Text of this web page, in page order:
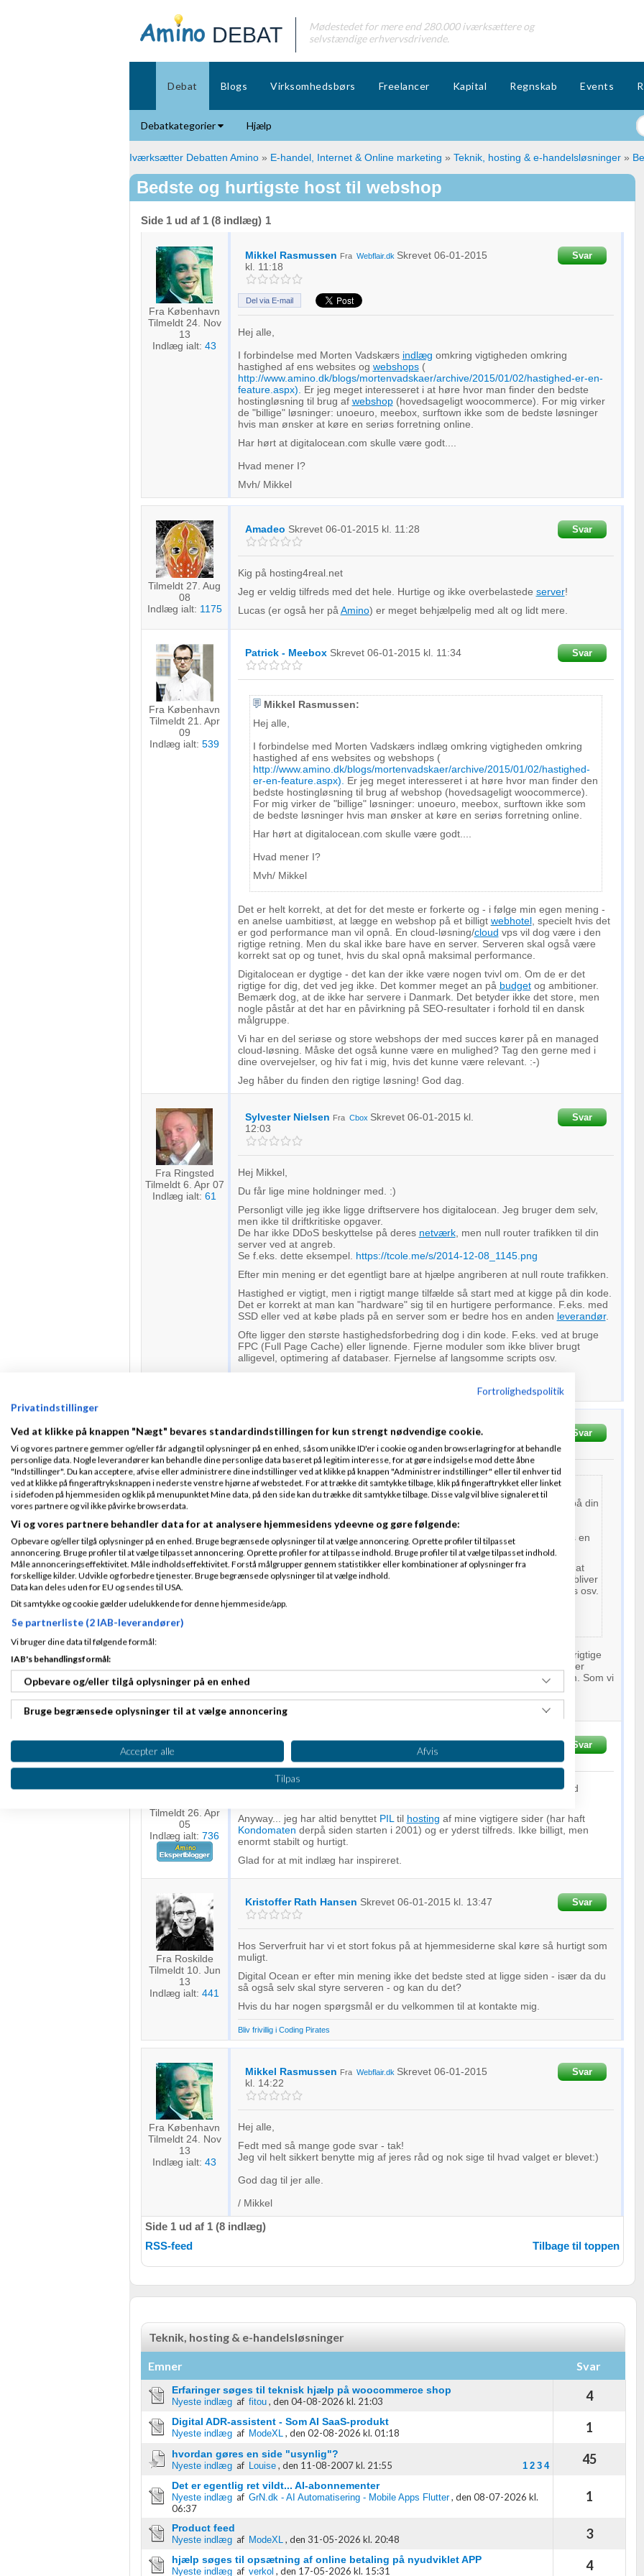
DEBAT
Mødestedet for mere end 280.000 iværksættere og
selvstændige erhvervsdrivende.
Debat Blogs Virksomhedsbørs Freelancer Kapital Regnskab Events
Debatkategorier Hjælp
Iværksætter Debatten Amino » E-handel, Internet & Online marketing » Teknik, hosting & e-handelsløsninger »
Bedste og hurtigste host til webshop
Side 1 ud af 1 (8 indlæg) 1
Fra København
Tilmeldt 24. Nov
13
Indlæg ialt: 43
Mikkel Rasmussen Fra Webflair.dk Skrevet 06-01-2015
kl. 11:18
Svar
Del via E-mail
Hej alle,
I forbindelse med Morten Vadskærs indlæg omkring vigtigheden omkring
hastighed af ens websites og webshops(
http://www.amino.dk/blogs/mortenvadskaer/archive/2015/01/02/hastighed-er-en-
feature.aspx).
Er jeg meget interesseret i at høre hvor man finder den bedste
hostingløsning til brug af webshop(hovedsageligt woocommerce). For mig virker
de "billige" løsninger: unoeuro, meebox, surftown ikke som de bedste løsninger
hvis man ønsker at køre en seriøs forretning online.
Har hørt at digitalocean.com skulle være godt....
Hvad mener I?
Mvh/ Mikkel
Tilmeldt 27. Aug
08
Indlæg ialt: 1175
Amadeo Skrevet 06-01-2015 kl. 11:28 Svar
Kig på hosting4real.net
Jeg er veldig tilfreds med det hele. Hurtige og ikke overbelastede server!
Lucas (er også her på Amino) er meget behjælpelig med alt og lidt mere.
Fra København
Tilmeldt 21. Apr
09
Indlæg ialt: 539
Patrick - Meebox Skrevet 06-01-2015 kl. 11:34 Svar
Mikkel Rasmussen:
Hej alle,
I forbindelse med Morten Vadskærs indlæg omkring vigtigheden omkring
hastighed af ens websites og webshops (
http://www.amino.dk/blogs/mortenvadskaer/archive/2015/01/02/hastighed-
er-en-feature.aspx).
Er jeg meget interesseret i at høre hvor man finder den
bedste hostingløsning til brug af webshop (hovedsageligt woocommerce).
For mig virker de "billige" løsninger: unoeuro, meebox, surftown ikke som
de bedste løsninger hvis man ønsker at køre en seriøs forretning online.
Har hørt at digitalocean.com skulle være godt....
Hvad mener I?
Mvh/ Mikkel
Det er helt korrekt, at det for det meste er forkerte og - i følge min egen mening -
en anelse uambitiøst, at lægge en webshop på et billigt webhotel, specielt hvis det
er god performance man vil opnå. En cloud-løsning/cloud vps vil dog være i den
rigtige retning. Men du skal ikke bare have en server. Serveren skal også være
korrekt sat op og tunet, hvis du skal opnå maksimal performance.
Digitalocean er dygtige - det kan der ikke være nogen tvivl om. Om de er det
rigtige for dig, det ved jeg ikke. Det kommer meget an på budgetog ambitioner.
Bemærk dog, at de ikke har servere i Danmark. Det betyder ikke det store, men
nogle påstår at det har en påvirkning på SEO-resultater i forhold til en dansk
målgruppe.
Vi har en del seriøse og store webshops der med succes kører på en managed
cloud-løsning. Måske det også kunne være en mulighed? Tag den gerne med i
dine overvejelser, og hiv fat i mig, hvis det kunne være relevant. :-)
Jeg håber du finden den rigtige løsning! God dag.
Fra Ringsted
Tilmeldt 6. Apr 07
Indlæg ialt: 61
Sylvester Nielsen Fra Cbox Skrevet 06-01-2015 kl.
12:03
Svar
Hej Mikkel,
Du får lige mine holdninger med. :)
Personligt ville jeg ikke ligge driftservere hos digitalocean. Jeg bruger dem selv,
men ikke til driftkritiske opgaver.
De har ikke DDoS beskyttelse på deres netværk, men null router trafikken til din
server ved at angreb.
Se f.eks. dette eksempel. https://tcole.me/s/2014-12-08_1145.png
Efter min mening er det egentligt bare at hjælpe angriberen at null route trafikken.
Hastighed er vigtigt, men i rigtigt mange tilfælde så start med at kigge på din kode.
Det er korrekt at man kan "hardware" sig til en hurtigere performance. F.eks. med
SSD eller ved at købe plads på en server som er bedre hos en anden leverandør.
Ofte ligger den største hastighedsforbedring dog i din kode. F.eks. ved at bruge
FPC (Full Page Cache) eller lignende. Fjerne moduler som ikke bliver brugt
alligevel, optimering af databaser. Fjernelse af langsomme scripts osv.
Fra København
Tilmeldt 21. Apr
09
Indlæg ialt: 539
Patrick - Meebox Skrevet06-01-2015kl. 12:30 Svar
Sylvester Nielsen:
Hastighed er vigtigt, men i rigtigt mange tilfælde så start med at kigge på din
Det er korrekt at man kan "hardware" sig til en hurtigere performance.
F.eks. med SSD eller ved at købe plads på en server som er bedre hos en
anden leverandør.
Ofte ligger den største hastighedsforbedring dog i din kode. F.eks. ved at
bruge FPC (Full Page Cache) eller lignende. Fjerne moduler som ikke bliver
brugt alligevel, optimering af databaser. Fjernelse af langsomme scripts osv.
Mvh
Helt korrekt. Man kan skalere sig ud af mange ting, men det er aldrig den rigtige
løsning. Den rigtige løsning ift. performance ligger i optimeret kode. Derefter
kommer et optimeret server-setup og derefter; den rigtige hosting-platform. Som vi
plejer at sige i Meebox:
"Etwebsite
Tilmeldt 26. Apr
05
Indlæg ialt: 736
Morten Vadskær Skrevet06-01-2015kl. 13:26 Svar
Du kan også se på platformen. Der er flere, der er væsentligt hurtigere end
Anyway... jeg har altid benyttet PIL til hosting af mine vigtigere sider (har haft
Kondomaten derpå siden starten i 2001) og er yderst tilfreds. Ikke billigt, men
enormt stabilt og hurtigt.
Glad for at mit indlæg har inspireret.
Fra Roskilde
Tilmeldt 10. Jun
13
Indlæg ialt: 441
Kristoffer Rath Hansen Skrevet 06-01-2015 kl. 13:47 Svar
Hos Serverfruit har vi et stort fokus på at hjemmesiderne skal køre så hurtigt som
muligt.
Digital Ocean er efter min mening ikke det bedste sted at ligge siden - især da du
så også selv skal styre serveren - og kan du det?
Hvis du har nogen spørgsmål er du velkommen til at kontakte mig.
Bliv frivillig i Coding Pirates
Fra København
Tilmeldt 24. Nov
13
Indlæg ialt: 43
Mikkel Rasmussen Fra Webflair.dk Skrevet 06-01-2015
kl. 14:22
Svar
Hej alle,
Fedt med så mange gode svar - tak!
Jeg vil helt sikkert benytte mig af jeres råd og nok sige til hvad valget er blevet:)
God dag til jer alle.
/ Mikkel
Side 1 ud af 1 (8 indlæg)
RSS-feed
Tilbage til toppen
Teknik, hosting & e-handelsløsninger
Emner Svar
Erfaringer søges til teknisk hjælp på woocommerce shop
Nyeste indlægaf fitou , den 04-08-2026 kl. 21:03 4
Digital ADR-assistent - Som AI SaaS-produkt
Nyeste indlægaf ModeXL , den 02-08-2026 kl. 01:18 1
hvordan gøres en side "usynlig"?
Nyeste indlægaf Louise , den 11-08-2007 kl. 21:55 1 2 3 4 45
Det er egentlig ret vildt... AI-abonnementer
Nyeste indlægaf GrN.dk - AI Automatisering - Mobile Apps Flutter , den 08-07-2026 kl.
06:37
1
Product feed
Nyeste indlægaf ModeXL , den 31-05-2026 kl. 20:48 3
hjælp søges til opsætning af online betaling på nyudviklet APP
Nyeste indlægaf verkol , den 17-05-2026 kl. 15:31 4
Fortrolighedspolitik
Privatindstillinger
Ved at klikke på knappen "Nægt" bevares standardindstillingen for kun strengt nødvendige cookie.
Vi og vores partnere gemmer og/eller får adgang til oplysninger på en enhed, såsom unikke ID'er i cookie og anden browserlagring for at behandle
personlige data. Nogle leverandører kan behandle dine personlige data baseret på legitim interesse, for at gøre indsigelse mod dette åbne
"Indstillinger". Du kan acceptere, afvise eller administrere dine indstillinger ved at klikke på knappen "Administrer indstillinger" eller til enhver tid
ved at klikke på fingeraftryksknappen i nederste venstre hjørne af webstedet. For at trække dit samtykke tilbage, klik på fingeraftrykket eller linket
i sidefoden på hjemmesiden og klik på menupunktet Mine data, på den side kan du trække dit samtykke tilbage. Disse valg vil blive signaleret til
vores partnere og vil ikke påvirke browserdata.
Vi og vores partnere behandler data for at analysere hjemmesidens ydeevne og gøre følgende:
Opbevare og/eller tilgå oplysninger på en enhed. Bruge begrænsede oplysninger til at vælge annoncering. Oprette profiler til tilpasset
annoncering. Bruge profiler til at vælge tilpasset annoncering. Oprette profiler for at tilpasse indhold. Bruge profiler til at vælge tilpasset indhold.
Måle annonceringseffektivitet. Måle indholdseffektivitet. Forstå målgrupper gennem statistikker eller kombinationer af oplysninger fra
forskellige kilder. Udvikle og forbedre tjenester. Bruge begrænsede oplysninger til at vælge indhold.
Data kan deles uden for EU og sendes til USA.
Dit samtykke og cookie gælder udelukkende for denne hjemmeside/app.
Se partnerliste (2 IAB-leverandører)
Vi bruger dine data til følgende formål:
IAB's behandlingsformål:
Opbevare og/eller tilgå oplysninger på en enhed
Bruge begrænsede oplysninger til at vælge annoncering
Oprette profiler til tilpasset annoncering
Bruge profiler til at vælge tilpasset annoncering
Bruge profiler til at vælge tilpasset indhold
Måle annonceringseffektivitet
Forstå målgrupper gennem statistikker eller kombinationer af oplysninger fra forskellige
Udvikle og forbedre tjenester
Bruge begrænsede oplysninger til at vælge indhold
Bruge præcise geografiske placeringsoplysninger
Identificere enheder baseret på aktivt anmodede oplysninger
Accepter alle Afvis
Tilpas